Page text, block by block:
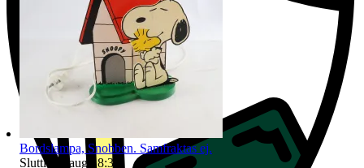
Bordslampa, Snobben. Samfraktas ej.
Sluttid
16 aug 18:36